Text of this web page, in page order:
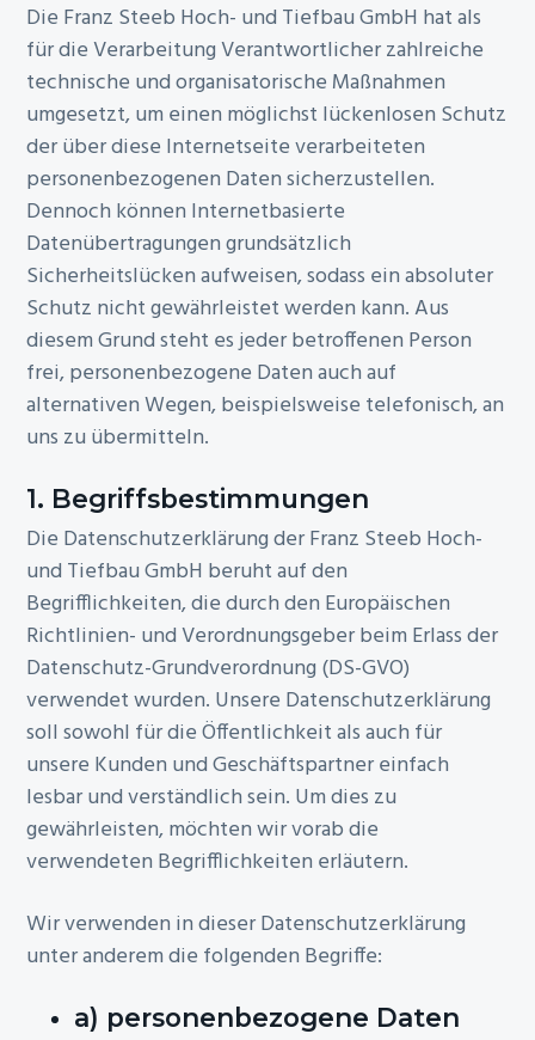
Die Franz Steeb Hoch- und Tiefbau GmbH hat als
für die Verarbeitung Verantwortlicher zahlreiche
technische und organisatorische Maßnahmen
umgesetzt, um einen möglichst lückenlosen Schutz
der über diese Internetseite verarbeiteten
personenbezogenen Daten sicherzustellen.
Dennoch können Internetbasierte
Datenübertragungen grundsätzlich
Sicherheitslücken aufweisen, sodass ein absoluter
Schutz nicht gewährleistet werden kann. Aus
diesem Grund steht es jeder betroffenen Person
frei, personenbezogene Daten auch auf
alternativen Wegen, beispielsweise telefonisch, an
uns zu übermitteln.
1. Begriffsbestimmungen
Die Datenschutzerklärung der Franz Steeb Hoch-
und Tiefbau GmbH beruht auf den
Begrifflichkeiten, die durch den Europäischen
Richtlinien- und Verordnungsgeber beim Erlass der
Datenschutz-Grundverordnung (DS-GVO)
verwendet wurden. Unsere Datenschutzerklärung
soll sowohl für die Öffentlichkeit als auch für
unsere Kunden und Geschäftspartner einfach
lesbar und verständlich sein. Um dies zu
gewährleisten, möchten wir vorab die
verwendeten Begrifflichkeiten erläutern.
Wir verwenden in dieser Datenschutzerklärung
unter anderem die folgenden Begriffe:
a) personenbezogene Daten